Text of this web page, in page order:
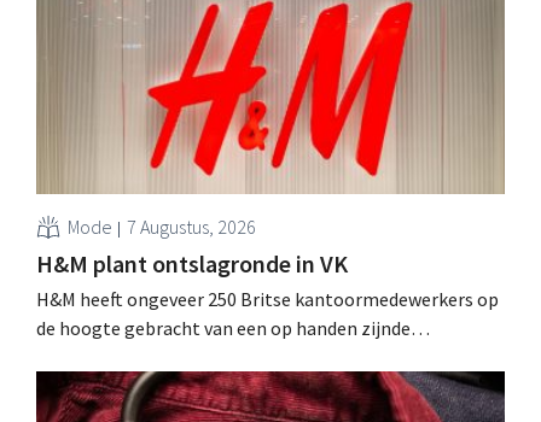
Mode 7 Augustus, 2026
H&M plant ontslagronde in VK
H&M heeft ongeveer 250 Britse kantoormedewerkers op
de hoogte gebracht van een op handen zijnde
sanering volgt op eerdere ingrepen in Nederland, België
en Spanje waarbij al honderden jobs verloren gingen.